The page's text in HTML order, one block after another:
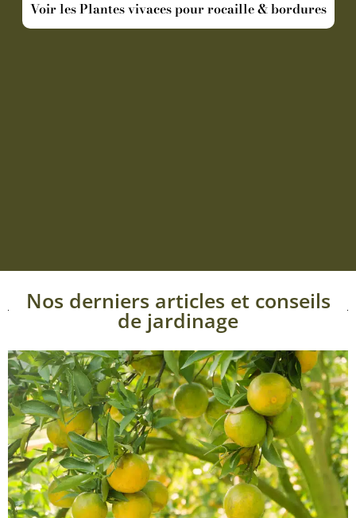
Voir les Plantes vivaces pour rocaille & bordures
Nos derniers articles et conseils
de jardinage